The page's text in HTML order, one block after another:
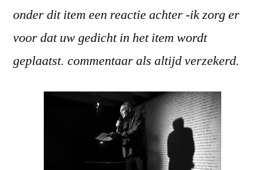
onder dit item een reactie achter -ik zorg er
voor dat uw gedicht in het item wordt
geplaatst. commentaar als altijd verzekerd.